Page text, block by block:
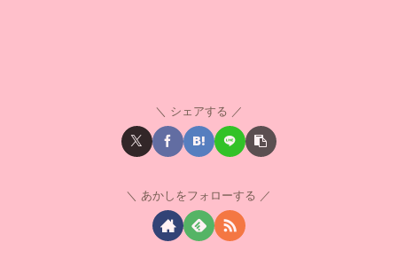
シェアする
あかしをフォローする